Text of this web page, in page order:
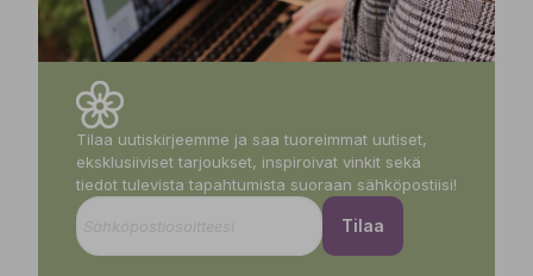
Tilaa uutiskirjeemme ja saa tuoreimmat uutiset,
eksklusiiviset tarjoukset, inspiroivat vinkit sekä
tiedot tulevista tapahtumista suoraan sähköpostiisi!
Tilaa